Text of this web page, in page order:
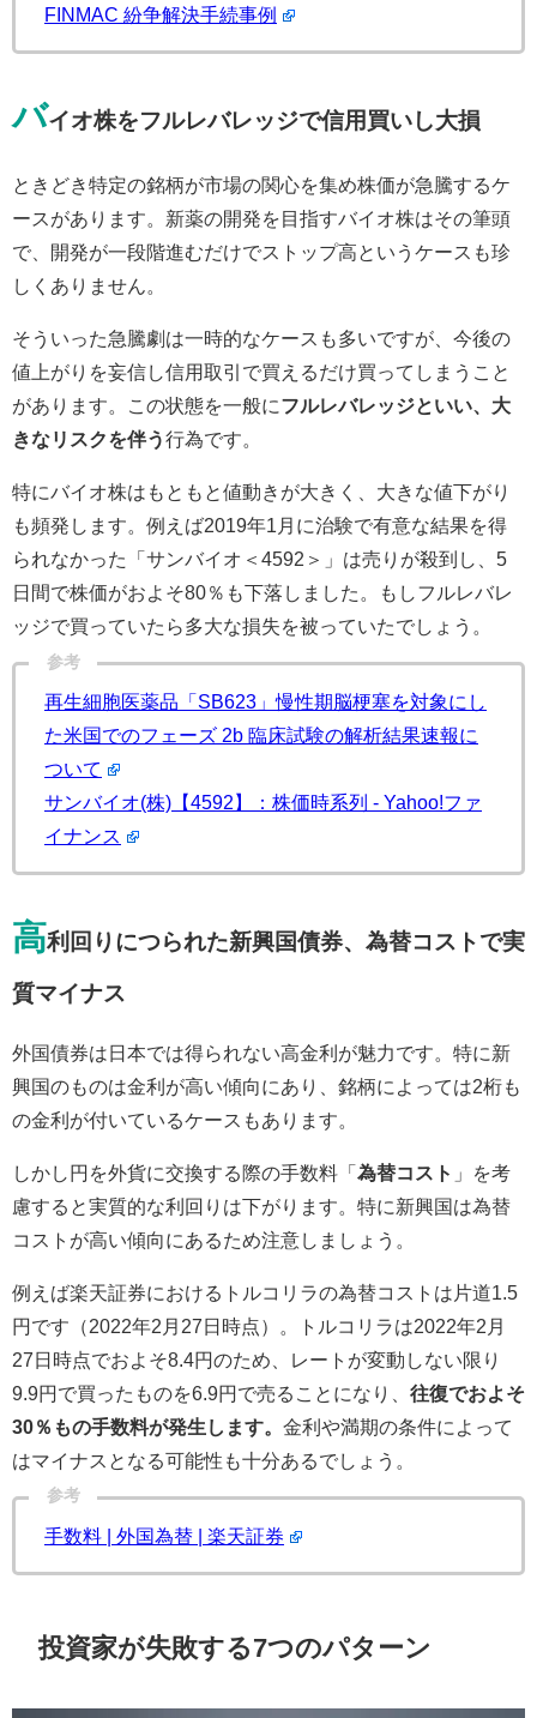
FINMAC 紛争解決手続事例
バイオ株をフルレバレッジで信用買いし大損
ときどき特定の銘柄が市場の関心を集め株価が急騰するケ
ースがあります。新薬の開発を目指すバイオ株はその筆頭
で、開発が一段階進むだけでストップ高というケースも珍
しくありません。
そういった急騰劇は一時的なケースも多いですが、今後の
値上がりを妄信し信用取引で買えるだけ買ってしまうこと
があります。この状態を一般にフルレバレッジといい、大
きなリスクを伴う行為です。
特にバイオ株はもともと値動きが大きく、大きな値下がり
も頻発します。例えば2019年1月に治験で有意な結果を得
られなかった「サンバイオ＜4592＞」は売りが殺到し、5
日間で株価がおよそ80％も下落しました。もしフルレバレ
ッジで買っていたら多大な損失を被っていたでしょう。
参考
再生細胞医薬品「SB623」慢性期脳梗塞を対象にし
た米国でのフェーズ 2b 臨床試験の解析結果速報に
ついて
サンバイオ(株)【4592】：株価時系列 - Yahoo!ファ
イナンス
高利回りにつられた新興国債券、為替コストで実
質マイナス
外国債券は日本では得られない高金利が魅力です。特に新
興国のものは金利が高い傾向にあり、銘柄によっては2桁も
の金利が付いているケースもあります。
しかし円を外貨に交換する際の手数料「 為替コスト 」を考
慮すると実質的な利回りは下がります。特に新興国は為替
コストが高い傾向にあるため注意しましょう。
例えば楽天証券におけるトルコリラの為替コストは片道1.5
円です（2022年2月27日時点）。トルコリラは2022年2月
27日時点でおよそ8.4円のため、レートが変動しない限り
9.9円で買ったものを6.9円で売ることになり、 往復でおよそ
30％もの手数料が発生します。 金利や満期の条件によって
はマイナスとなる可能性も十分あるでしょう。
参考
手数料 | 外国為替 | 楽天証券
投資家が失敗する7つのパターン